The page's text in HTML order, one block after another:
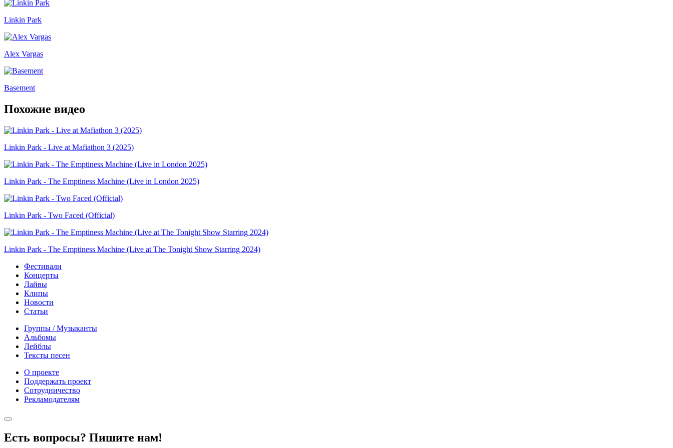
Linkin Park
Alex Vargas
Basement
Похожие видео
Linkin Park - Live at Mafiathon 3 (2025)
Linkin Park - The Emptiness Machine (Live in London 2025)
Linkin Park - Two Faced (Official)
Linkin Park - The Emptiness Machine (Live at The Tonight Show Starring 2024)
Фестивали
Концерты
Лайвы
Клипы
Новости
Статьи
Группы / Музыканты
Альбомы
Лейблы
Тексты песен
О проекте
Поддержать проект
Сотрудничество
Рекламодателям
Есть вопросы? Пишите нам!